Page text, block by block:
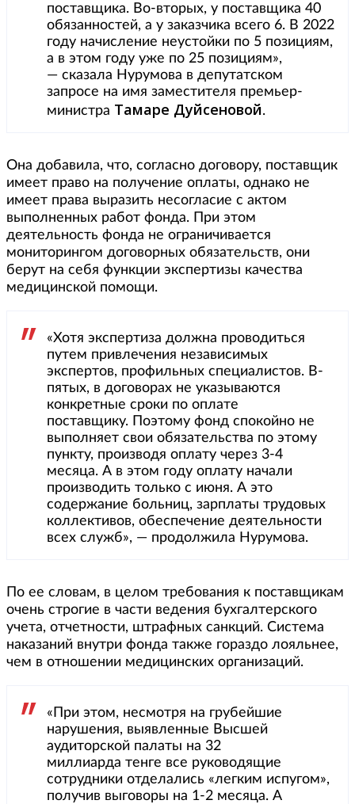
поставщика. Во-вторых, у поставщика 40
обязанностей, а у заказчика всего 6. В 2022
году начисление неустойки по 5 позициям,
а в этом году уже по 25 позициям»,
— сказала Нурумова в депутатском
запросе на имя заместителя премьер-
министра Тамаре Дуйсеновой.
Она добавила, что, согласно договору, поставщик
имеет право на получение оплаты, однако не
имеет права выразить несогласие с актом
выполненных работ фонда. При этом
деятельность фонда не ограничивается
мониторингом договорных обязательств, они
берут на себя функции экспертизы качества
медицинской помощи.
«Хотя экспертиза должна проводиться
путем привлечения независимых
экспертов, профильных специалистов. В-
пятых, в договорах не указываются
конкретные сроки по оплате
поставщику. Поэтому фонд спокойно не
выполняет свои обязательства по этому
пункту, производя оплату через 3-4
месяца. А в этом году оплату начали
производить только с июня. А это
содержание больниц, зарплаты трудовых
коллективов, обеспечение деятельности
всех служб», — продолжила Нурумова.
По ее словам, в целом требования к поставщикам
очень строгие в части ведения бухгалтерского
учета, отчетности, штрафных санкций. Система
наказаний внутри фонда также гораздо лояльнее,
чем в отношении медицинских организаций.
«При этом, несмотря на грубейшие
нарушения, выявленные Высшей
аудиторской палаты на 32
миллиарда тенге все руководящие
сотрудники отделались «легким испугом»,
получив выговоры на 1-2 месяца. А